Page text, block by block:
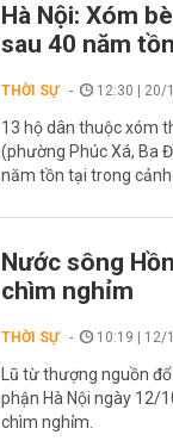
Hà Nội: Xóm
sau 40 năm
THỜI SỰ 12:30 | 20/
13 hộ dân thuộc xóm
(phường Phúc Xá, Ba
năm tồn tại trong cảnh
Nước sông
chìm nghỉm
THỜI SỰ 10:19 | 12/
Lũ từ thượng nguồn
phận Hà Nội ngày 12/
chìm nghỉm.